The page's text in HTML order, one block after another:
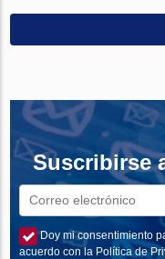
Suscribirse
Doy mi consentimiento
acuerdo con la Política de